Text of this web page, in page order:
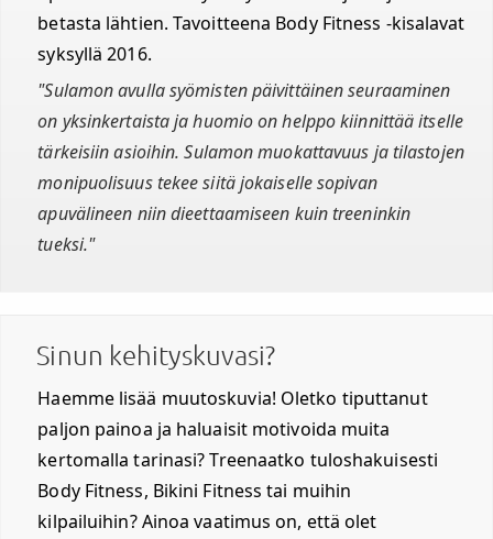
betasta lähtien. Tavoitteena Body Fitness -kisalavat
syksyllä 2016.
"Sulamon avulla syömisten päivittäinen seuraaminen
on yksinkertaista ja huomio on helppo kiinnittää itselle
tärkeisiin asioihin. Sulamon muokattavuus ja tilastojen
monipuolisuus tekee siitä jokaiselle sopivan
apuvälineen niin dieettaamiseen kuin treeninkin
tueksi."
Sinun kehityskuvasi?
Haemme lisää muutoskuvia! Oletko tiputtanut
paljon painoa ja haluaisit motivoida muita
kertomalla tarinasi? Treenaatko tuloshakuisesti
Body Fitness, Bikini Fitness tai muihin
kilpailuihin? Ainoa vaatimus on, että olet